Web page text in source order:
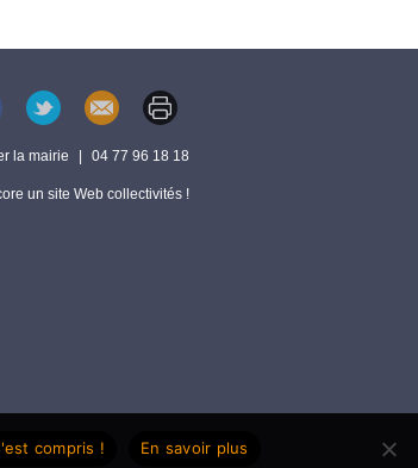
la mairie 04 77 96 18 18
un site Web collectivités !
compris ! En savoir plus